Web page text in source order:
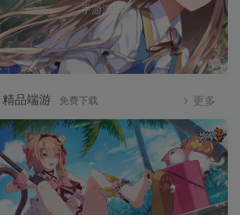
手游源码
精品端游 免费下载 更多